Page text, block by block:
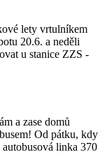
lety vrtulníkem
20.6. a neděli
u stanice ZZS -
a zase domů
Od pátku, kdy
linka 370